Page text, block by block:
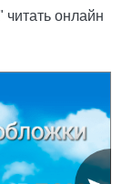
онлайн